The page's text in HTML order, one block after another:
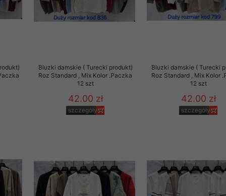
Bluzki damskie ( Turecki produkt)
Roz Standard , Mix Kolor .Paczka
12 szt
42.00 zł
szczegóły
Bluzki damskie ( Turecki
Roz Standard , Mix Kolor
12 szt
42.00 zł
szczegóły
wycofanie zgody nie
oraz usunięcia
zautomatyzowanemu